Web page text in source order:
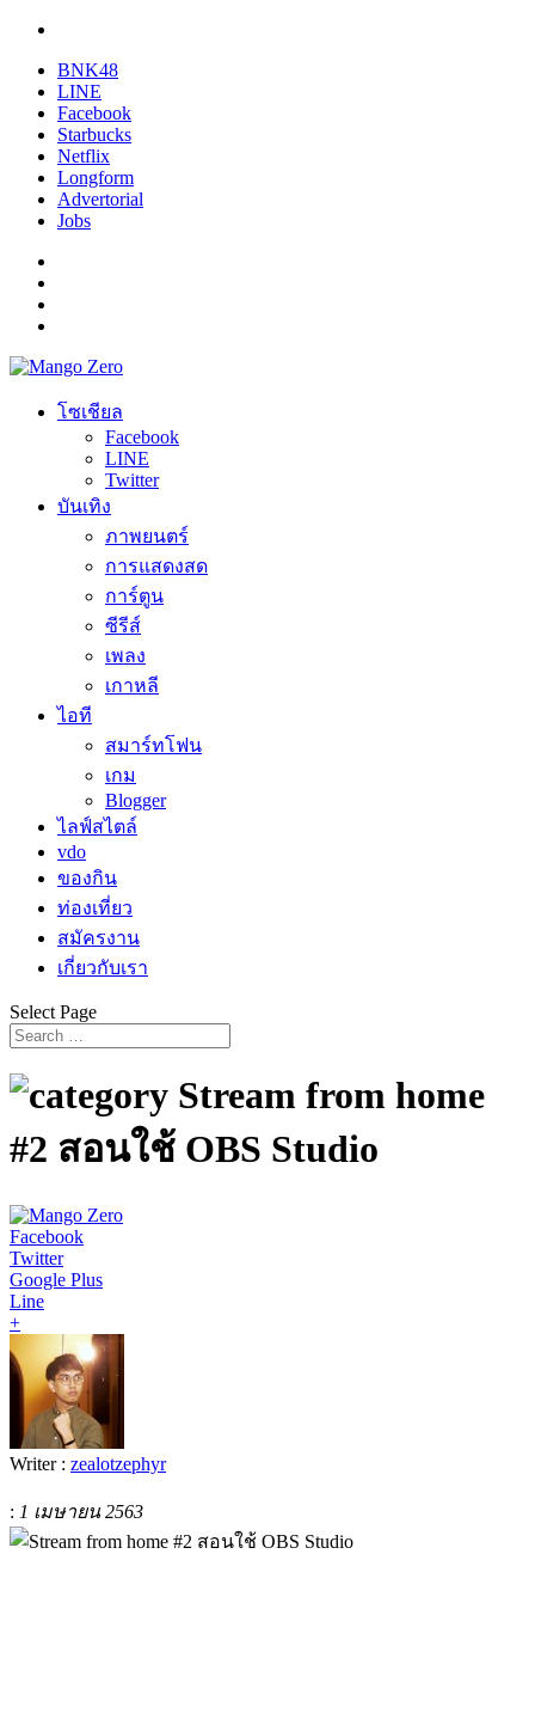
BNK48
LINE
Facebook
Starbucks
Netflix
Longform
Advertorial
Jobs
โซเชียล
Facebook
LINE
Twitter
บันเทิง
ภาพยนตร์
การแสดงสด
การ์ตูน
ซีรีส์
เพลง
เกาหลี
ไอที
สมาร์ทโฟน
เกม
Blogger
ไลฟ์สไตล์
vdo
ของกิน
ท่องเที่ยว
สมัครงาน
เกี่ยวกับเรา
Select Page
Stream from home
#2 สอนใช้ OBS Studio
Facebook
Twitter
Google Plus
Line
+
Writer : zealotzephyr
: 1 เมษายน 2563